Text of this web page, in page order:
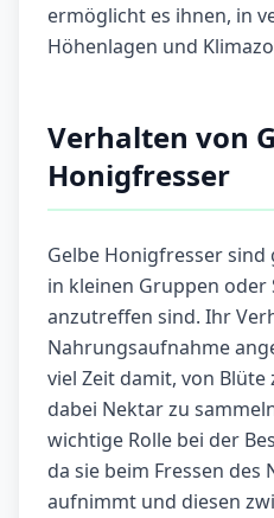
ermöglicht es ihnen, in
Höhenlagen und
Verhalten von
Honigfresser
Gelbe Honigfresser
in kleinen Gruppen oder
anzutreffen sind. Ihr
Nahrungsaufnahme
viel Zeit damit, von
dabei Nektar zu
wichtige Rolle bei der
da sie beim Fressen des
aufnimmt und diesen